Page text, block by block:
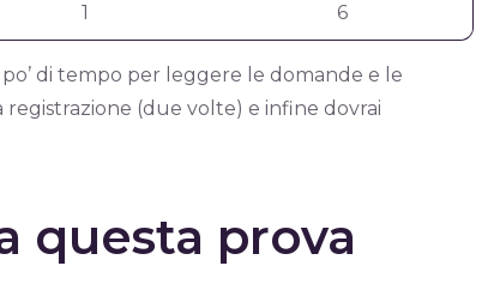
1 6
di tempo per leggere le domande e le
(due volte) e infine dovrai
questa prova